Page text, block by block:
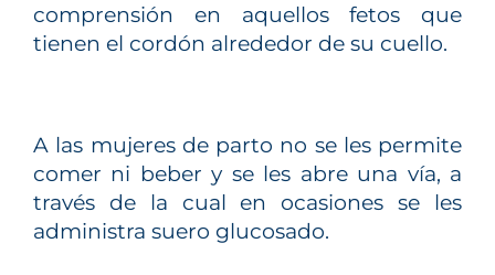
comprensión en aquellos fetos que
tienen el cordón alrededor de su cuello.
A las mujeres de parto no se les permite
comer ni beber y se les abre una vía, a
través de la cual en ocasiones se les
administra suero glucosado.